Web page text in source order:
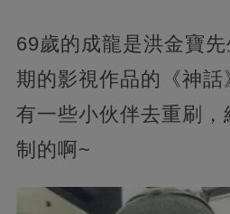
69歲的成龍是洪金寶
期的影視作品的《神話
有一些小伙伴去重刷，
制的啊~